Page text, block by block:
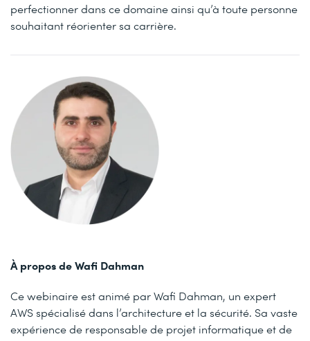
perfectionner dans ce domaine ainsi qu’à toute personne
souhaitant réorienter sa carrière.
À propos de Wafi Dahman
Ce webinaire est animé par Wafi Dahman, un expert
AWS spécialisé dans l’architecture et la sécurité. Sa vaste
expérience de responsable de projet informatique et de